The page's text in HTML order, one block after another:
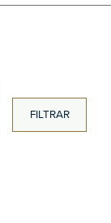
FILTRAR